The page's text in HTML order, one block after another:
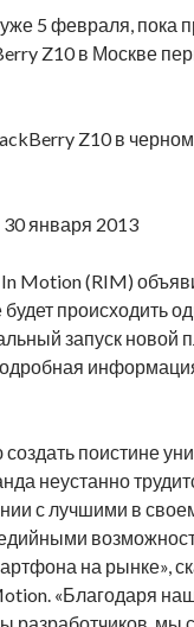
5 февраля, пока
Z10 в Москве
Z10 в
января 2013
Motion (RIM)
происходить
запуск
поистине
неустанно
с лучшими в
на рынке»,
«Благодаря